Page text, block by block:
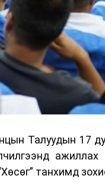
Талуудын 17
танхимд